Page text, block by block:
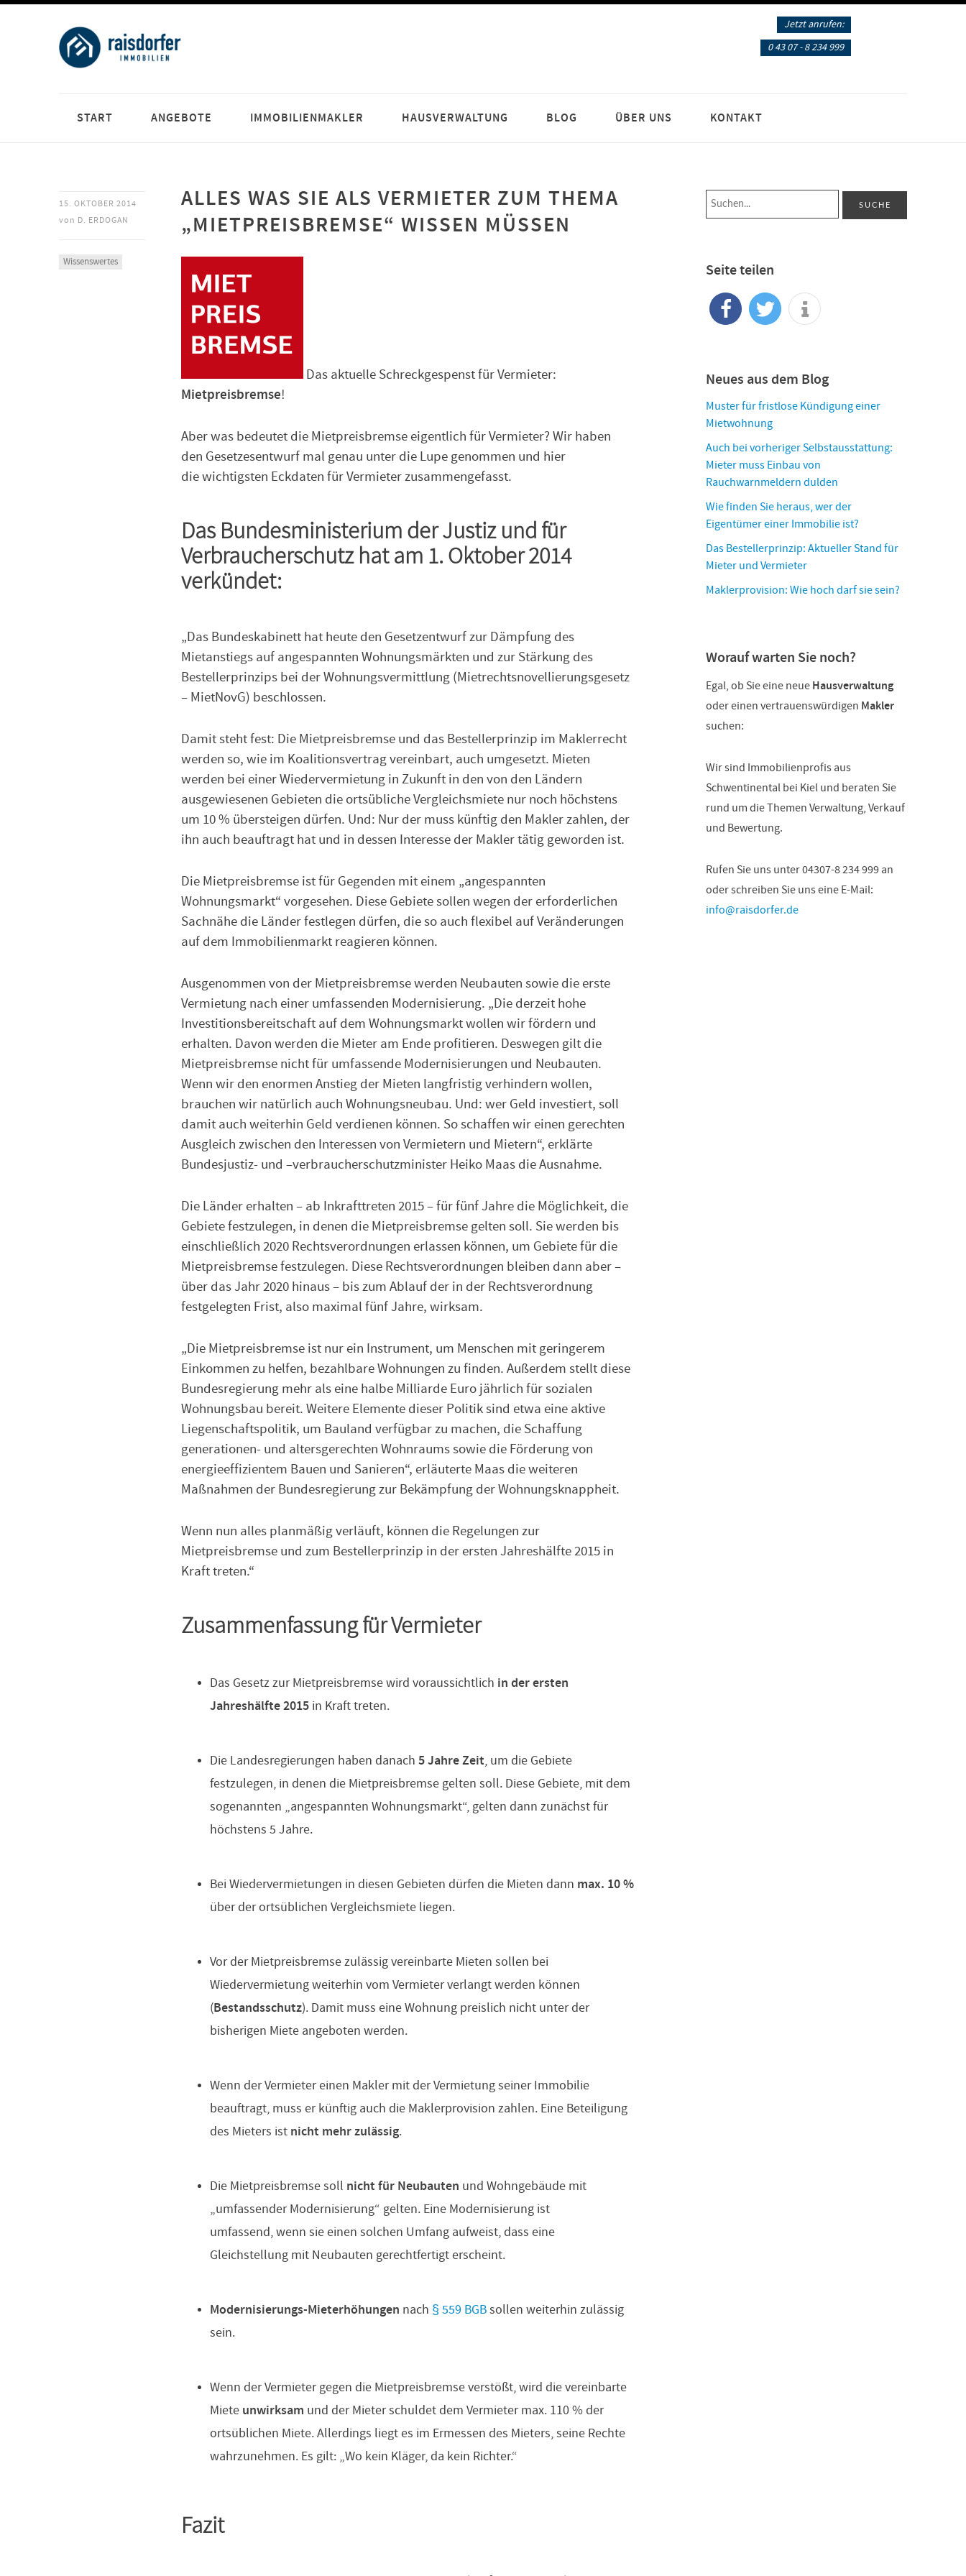
Jetzt anrufen:
0 43 07 - 8 234 999
START ANGEBOTE IMMOBILIENMAKLER HAUSVERWALTUNG BLOG ÜBER UNS KONTAKT
15. OKTOBER 2014
von D. ERDOGAN
Wissenswertes
ALLES WAS SIE ALS VERMIETER ZUM THEMA
„MIETPREISBREMSE“ WISSEN MÜSSEN
Das aktuelle Schreckgespenst für Vermieter:
Mietpreisbremse!
Aber was bedeutet die Mietpreisbremse eigentlich für Vermieter? Wir haben
den Gesetzesentwurf mal genau unter die Lupe genommen und hier
die wichtigsten Eckdaten für Vermieter zusammengefasst.
Das Bundesministerium der Justiz und für
Verbraucherschutz hat am 1. Oktober 2014
verkündet:
„Das Bundeskabinett hat heute den Gesetzentwurf zur Dämpfung des
Mietanstiegs auf angespannten Wohnungsmärkten und zur Stärkung des
Bestellerprinzips bei der Wohnungsvermittlung (Mietrechtsnovellierungsgesetz
– MietNovG) beschlossen.
Damit steht fest: Die Mietpreisbremse und das Bestellerprinzip im Maklerrecht
werden so, wie im Koalitionsvertrag vereinbart, auch umgesetzt. Mieten
werden bei einer Wiedervermietung in Zukunft in den von den Ländern
ausgewiesenen Gebieten die ortsübliche Vergleichsmiete nur noch höchstens
um 10 % übersteigen dürfen. Und: Nur der muss künftig den Makler zahlen, der
ihn auch beauftragt hat und in dessen Interesse der Makler tätig geworden ist.
Die Mietpreisbremse ist für Gegenden mit einem „angespannten
Wohnungsmarkt“ vorgesehen. Diese Gebiete sollen wegen der erforderlichen
Sachnähe die Länder festlegen dürfen, die so auch flexibel auf Veränderungen
auf dem Immobilienmarkt reagieren können.
Ausgenommen von der Mietpreisbremse werden Neubauten sowie die erste
Vermietung nach einer umfassenden Modernisierung. „Die derzeit hohe
Investitionsbereitschaft auf dem Wohnungsmarkt wollen wir fördern und
erhalten. Davon werden die Mieter am Ende profitieren. Deswegen gilt die
Mietpreisbremse nicht für umfassende Modernisierungen und Neubauten.
Wenn wir den enormen Anstieg der Mieten langfristig verhindern wollen,
brauchen wir natürlich auch Wohnungsneubau. Und: wer Geld investiert, soll
damit auch weiterhin Geld verdienen können. So schaffen wir einen gerechten
Ausgleich zwischen den Interessen von Vermietern und Mietern“, erklärte
Bundesjustiz- und –verbraucherschutzminister Heiko Maas die Ausnahme.
Die Länder erhalten – ab Inkrafttreten 2015 – für fünf Jahre die Möglichkeit, die
Gebiete festzulegen, in denen die Mietpreisbremse gelten soll. Sie werden bis
einschließlich 2020 Rechtsverordnungen erlassen können, um Gebiete für die
Mietpreisbremse festzulegen. Diese Rechtsverordnungen bleiben dann aber –
über das Jahr 2020 hinaus – bis zum Ablauf der in der Rechtsverordnung
festgelegten Frist, also maximal fünf Jahre, wirksam.
„Die Mietpreisbremse ist nur ein Instrument, um Menschen mit geringerem
Einkommen zu helfen, bezahlbare Wohnungen zu finden. Außerdem stellt diese
Bundesregierung mehr als eine halbe Milliarde Euro jährlich für sozialen
Wohnungsbau bereit. Weitere Elemente dieser Politik sind etwa eine aktive
Liegenschaftspolitik, um Bauland verfügbar zu machen, die Schaffung
generationen- und altersgerechten Wohnraums sowie die Förderung von
energieeffizientem Bauen und Sanieren“, erläuterte Maas die weiteren
Maßnahmen der Bundesregierung zur Bekämpfung der Wohnungsknappheit.
Wenn nun alles planmäßig verläuft, können die Regelungen zur
Mietpreisbremse und zum Bestellerprinzip in der ersten Jahreshälfte 2015 in
Kraft treten.“
Zusammenfassung für Vermieter
Das Gesetz zur Mietpreisbremse wird voraussichtlich in der ersten
Jahreshälfte 2015 in Kraft treten.
Die Landesregierungen haben danach5 Jahre Zeit, um die Gebiete
festzulegen, in denen die Mietpreisbremse gelten soll. Diese Gebiete, mit dem
sogenannten „angespannten Wohnungsmarkt“, gelten dann zunächst für
höchstens 5 Jahre.
Bei Wiedervermietungen in diesen Gebieten dürfen die Mieten dann max. 10 %
über der ortsüblichen Vergleichsmiete liegen.
Vor der Mietpreisbremse zulässig vereinbarte Mieten sollen bei
Wiedervermietung weiterhin vom Vermieter verlangt werden können
(Bestandsschutz). Damit muss eine Wohnung preislich nicht unter der
bisherigen Miete angeboten werden.
Wenn der Vermieter einen Makler mit der Vermietung seiner Immobilie
beauftragt, muss er künftig auch die Maklerprovision zahlen. Eine Beteiligung
des Mieters ist nicht mehr zulässig.
Die Mietpreisbremse soll nicht für Neubauten und Wohngebäude mit
„umfassender Modernisierung“ gelten. Eine Modernisierung ist
umfassend, wenn sie einen solchen Umfang aufweist, dass eine
Gleichstellung mit Neubauten gerechtfertigt erscheint.
Modernisierungs-Mieterhöhungen nach § 559 BGB sollen weiterhin zulässig
sein.
Wenn der Vermieter gegen die Mietpreisbremse verstößt, wird die vereinbarte
Miete unwirksam und der Mieter schuldet dem Vermieter max. 110 % der
ortsüblichen Miete. Allerdings liegt es im Ermessen des Mieters, seine Rechte
wahrzunehmen. Es gilt: „Wo kein Kläger, da kein Richter.“
Fazit
Seite teilen
Neues aus dem Blog
Muster für fristlose Kündigung einer
Mietwohnung
Auch bei vorheriger Selbstausstattung:
Mieter muss Einbau von
Rauchwarnmeldern dulden
Wie finden Sie heraus, wer der
Eigentümer einer Immobilie ist?
Das Bestellerprinzip: Aktueller Stand für
Mieter und Vermieter
Maklerprovision: Wie hoch darf sie sein?
Worauf warten Sie noch?
Egal, ob Sie eine neue Hausverwaltung
oder einen vertrauenswürdigen Makler
suchen:
Wir sind Immobilienprofis aus
Schwentinental bei Kiel und beraten Sie
rund um die Themen Verwaltung, Verkauf
und Bewertung.
Rufen Sie uns unter 04307-8 234 999 an
oder schreiben Sie uns eine E-Mail:
info@raisdorfer.de